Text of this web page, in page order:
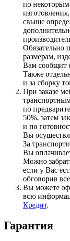
по
свыше
Обязательно
размерам,
Вам сообщит
Также
и за сборку
При заказе
по
50%, затем
и по
Вы
За
Вы
Можно
если у Вас
обговорив
Вы можете
всю
Кредит.
Гарантия